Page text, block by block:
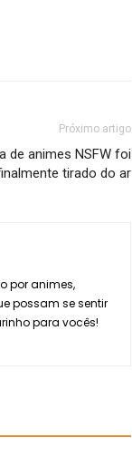
Próximo artigo
de animes NSFW foi
tirado do ar
por animes,
possam se sentir
para vocês!